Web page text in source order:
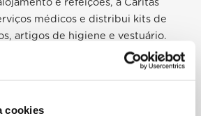
cookies
e refeições, a Cáritas
médicos e distribui kits de
artigos de higiene e vestuário.
do coronavírus, cada família
unidade separada com casa de